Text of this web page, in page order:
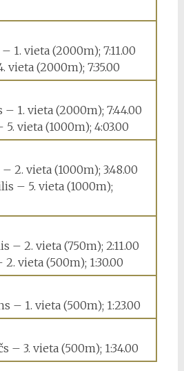
1. vieta (2000m); 7:11.00
(2000m); 7:35.00
1. vieta (2000m); 7:44.00
vieta (1000m); 4:03.00
2. vieta (1000m); 3:48.00
– 5. vieta (1000m);
– 2. vieta (750m); 2:11.00
vieta (500m); 1:30.00
– 1. vieta (500m); 1:23.00
– 3. vieta (500m); 1:34.00